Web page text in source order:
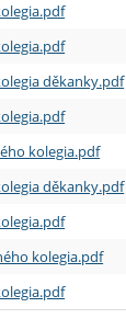
děkanky.pdf
kolegia.pdf
děkanky.pdf
kolegia.pdf